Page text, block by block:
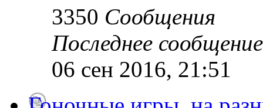
3350 Сообщения
Последнее сообщение
06 сен 2016, 21:51